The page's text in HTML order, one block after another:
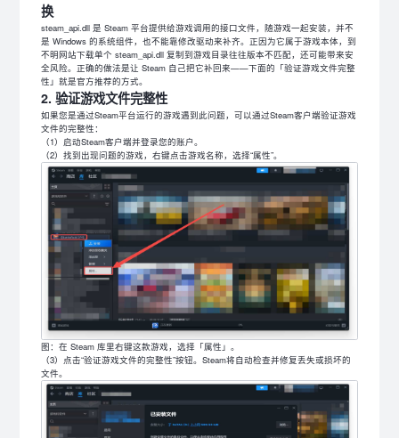
换
steam_api.dll 是 Steam 平台提供给游戏调用的接口文件，随游戏一起安装，并不
是 Windows 的系统组件，也不能靠修改驱动来补齐。正因为它属于游戏本体，到
不明网站下载单个 steam_api.dll 复制到游戏目录往往版本不匹配，还可能带来安
全风险。正确的做法是让 Steam 自己把它补回来——下面的「验证游戏文件完整
性」就是官方推荐的方式。
2. 验证游戏文件完整性
如果您是通过Steam平台运行的游戏遇到此问题，可以通过Steam客户端验证游戏
文件的完整性：
（1）启动Steam客户端并登录您的账户。
（2）找到出现问题的游戏，右键点击游戏名称，选择“属性”。
图：在 Steam 库里右键这款游戏，选择「属性」。
（3）点击“验证游戏文件的完整性”按钮。Steam将自动检查并修复丢失或损坏的
文件。